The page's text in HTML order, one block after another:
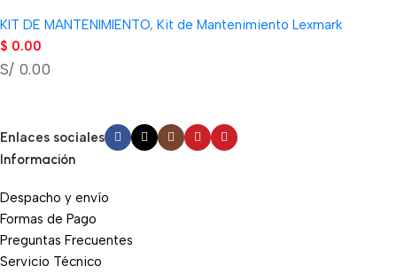
KIT DE MANTENIMIENTO, Kit de Mantenimiento Lexmark
$ 0.00
S/ 0.00
Enlaces sociales
Información
Despacho y envío
Formas de Pago
Preguntas Frecuentes
Servicio Técnico